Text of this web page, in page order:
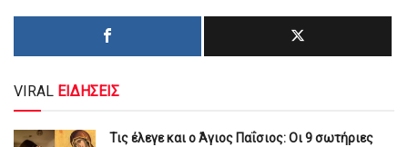
VIRAL ΕΙΔΗΣΕΙΣ
Τις έλεγε και ο Άγιος Παΐσιος: Οι 9 σωτήριες